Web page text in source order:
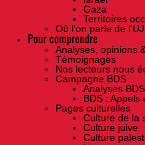
Gaza
Territoires
Où l'on parle de
Pour comprendre
Analyses, opinions
Témoignages
Nos lecteurs nous
Campagne BDS
Analyses BDS
BDS : Appels
Pages culturelles
Culture de la
Culture juive
Culture